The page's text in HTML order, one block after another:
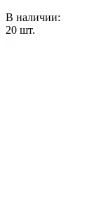
В наличии:
20 шт.